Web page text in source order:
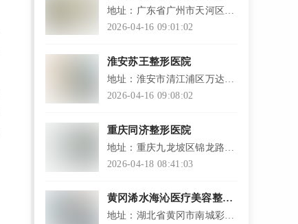
地址：广东省广州市天河区车
陂大岗路1号
2026-04-16 09:01:02
淮安苏王整形医院
地址：淮安市清江浦区万达广
场南门
2026-04-16 09:08:02
重庆同济整形医院
地址：重庆九龙坡区锦龙路2
号
2026-04-18 08:41:03
黄冈浠水海沁医疗美容整形
门诊部
地址：湖北省黄冈市南城彩虹